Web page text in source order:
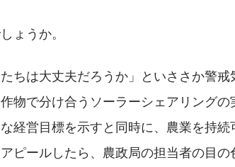
ょうか。
ちは大丈夫だろうか」といささか警戒
物で分け合うソーラーシェアリングの
経営目標を示すと同時に、農業を持続
ピールしたら、農政局の担当者の目